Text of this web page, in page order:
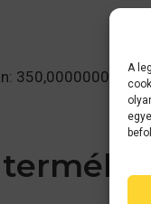
A
350,0000000